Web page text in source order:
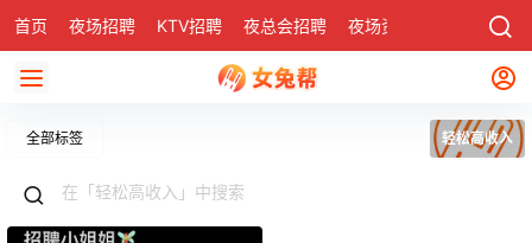
首页 夜场招聘 KTV招聘 夜总会招聘 夜场资讯 社区
全部标签 轻松高收入